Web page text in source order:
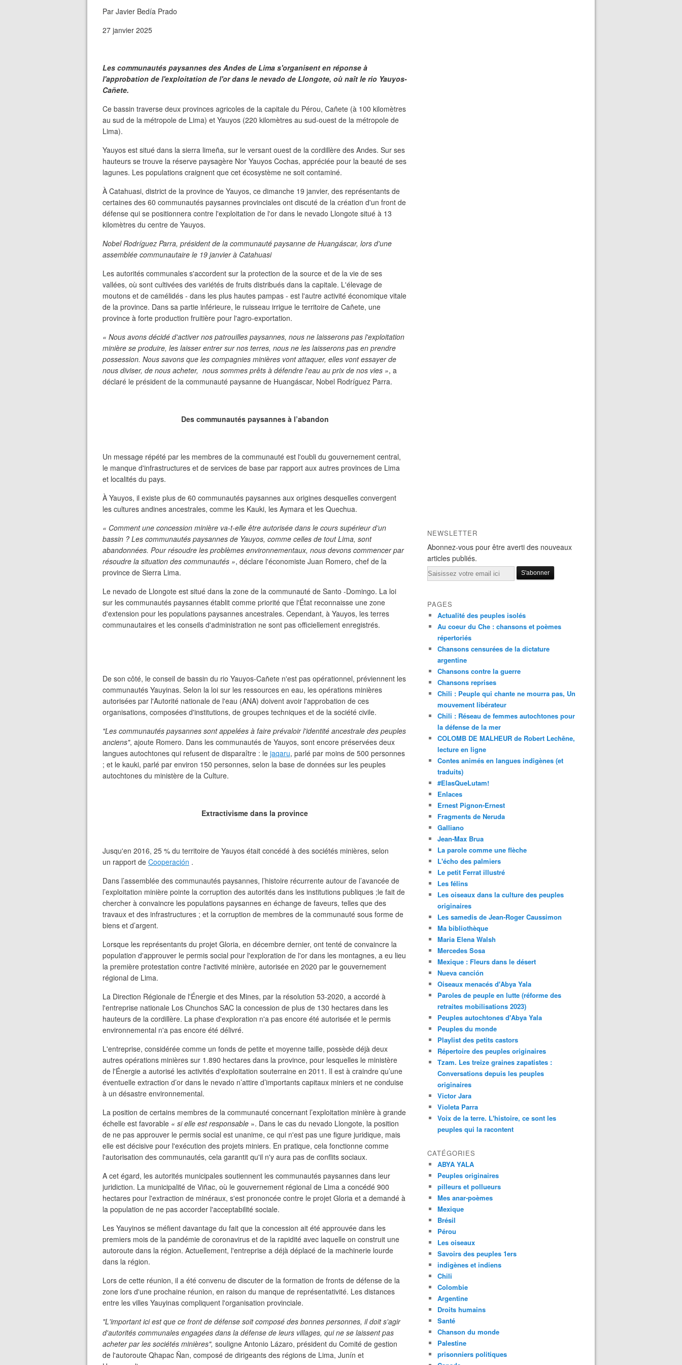
Par Javier Bedía Prado
27 janvier 2025
Les communautés paysannes des Andes de Lima s'organisent en réponse à
l'approbation de l'exploitation de l'or dans le nevado de Llongote, où naît le rio Yauyos-
Cañete.
Ce bassin traverse deux provinces agricoles de la capitale du Pérou, Cañete (à 100 kilomètres
au sud de la métropole de Lima) et Yauyos (220 kilomètres au sud-ouest de la métropole de
Lima).
Yauyos est situé dans la sierra limeña, sur le versant ouest de la cordillère des Andes. Sur ses
hauteurs se trouve la réserve paysagère Nor Yauyos Cochas, appréciée pour la beauté de ses
lagunes. Les populations craignent que cet écosystème ne soit contaminé.
À Catahuasi, district de la province de Yauyos, ce dimanche 19 janvier, des représentants de
certaines des 60 communautés paysannes provinciales ont discuté de la création d'un front de
défense qui se positionnera contre l'exploitation de l'or dans le nevado Llongote situé à 13
kilomètres du centre de Yauyos.
Nobel Rodríguez Parra, président de la communauté paysanne de Huangáscar, lors d'une
assemblée communautaire le 19 janvier à Catahuasi
Les autorités communales s'accordent sur la protection de la source et de la vie de ses
vallées, où sont cultivées des variétés de fruits distribués dans la capitale. L'élevage de
moutons et de camélidés - dans les plus hautes pampas - est l'autre activité économique vitale
de la province. Dans sa partie inférieure, le ruisseau irrigue le territoire de Cañete, une
province à forte production fruitière pour l'agro-exportation.
« Nous avons décidé d'activer nos patrouilles paysannes, nous ne laisserons pas l'exploitation
minière se produire, les laisser entrer sur nos terres, nous ne les laisserons pas en prendre
possession. Nous savons que les compagnies minières vont attaquer, elles vont essayer de
nous diviser, de nous acheter, nous sommes prêts à défendre l'eau au prix de nos vies », a
déclaré le président de la communauté paysanne de Huangáscar, Nobel Rodríguez Parra.
Des communautés paysannes à l’abandon
Un message répété par les membres de la communauté est l'oubli du gouvernement central,
le manque d'infrastructures et de services de base par rapport aux autres provinces de Lima
et localités du pays.
À Yauyos, il existe plus de 60 communautés paysannes aux origines desquelles convergent
les cultures andines ancestrales, comme les Kauki, les Aymara et les Quechua.
« Comment une concession minière va-t-elle être autorisée dans le cours supérieur d’un
bassin ? Les communautés paysannes de Yauyos, comme celles de tout Lima, sont
abandonnées. Pour résoudre les problèmes environnementaux, nous devons commencer par
résoudre la situation des communautés », déclare l'économiste Juan Romero, chef de la
province de Sierra Lima.
Le nevado de Llongote est situé dans la zone de la communauté de Santo -Domingo. La loi
sur les communautés paysannes établit comme priorité que l'État reconnaisse une zone
d'extension pour les populations paysannes ancestrales. Cependant, à Yauyos, les terres
communautaires et les conseils d'administration ne sont pas officiellement enregistrés.
De son côté, le conseil de bassin du rio Yauyos-Cañete n'est pas opérationnel, préviennent les
communautés Yauyinas. Selon la loi sur les ressources en eau, les opérations minières
autorisées par l'Autorité nationale de l'eau (ANA) doivent avoir l'approbation de ces
organisations, composées d'institutions, de groupes techniques et de la société civile.
"Les communautés paysannes sont appelées à faire prévaloir l'identité ancestrale des peuples
anciens", ajoute Romero. Dans les communautés de Yauyos, sont encore préservées deux
langues autochtones qui refusent de disparaître : le jaqaru, parlé par moins de 500 personnes
; et le kauki, parlé par environ 150 personnes, selon la base de données sur les peuples
autochtones du ministère de la Culture.
Extractivisme dans la province
Jusqu'en 2016, 25 % du territoire de Yauyos était concédé à des sociétés minières, selon
un rapport de Cooperación .
Dans l’assemblée des communautés paysannes, l’histoire récurrente autour de l’avancée de
l’exploitation minière pointe la corruption des autorités dans les institutions publiques ;le fait de
chercher à convaincre les populations paysannes en échange de faveurs, telles que des
travaux et des infrastructures ; et la corruption de membres de la communauté sous forme de
biens et d’argent.
Lorsque les représentants du projet Gloria, en décembre dernier, ont tenté de convaincre la
population d'approuver le permis social pour l'exploration de l'or dans les montagnes, a eu lieu
la première protestation contre l'activité minière, autorisée en 2020 par le gouvernement
régional de Lima.
La Direction Régionale de l'Énergie et des Mines, par la résolution 53-2020, a accordé à
l'entreprise nationale Los Chunchos SAC la concession de plus de 130 hectares dans les
hauteurs de la cordillère. La phase d'exploration n'a pas encore été autorisée et le permis
environnemental n'a pas encore été délivré.
L'entreprise, considérée comme un fonds de petite et moyenne taille, possède déjà deux
autres opérations minières sur 1.890 hectares dans la province, pour lesquelles le ministère
de l'Énergie a autorisé les activités d'exploitation souterraine en 2011. Il est à craindre qu’une
éventuelle extraction d’or dans le nevado n’attire d’importants capitaux miniers et ne conduise
à un désastre environnemental.
La position de certains membres de la communauté concernant l’exploitation minière à grande
échelle est favorable « si elle est responsable ». Dans le cas du nevado Llongote, la position
de ne pas approuver le permis social est unanime, ce qui n'est pas une figure juridique, mais
elle est décisive pour l'exécution des projets miniers. En pratique, cela fonctionne comme
l'autorisation des communautés, cela garantit qu'il n'y aura pas de conflits sociaux.
A cet égard, les autorités municipales soutiennent les communautés paysannes dans leur
juridiction. La municipalité de Viñac, où le gouvernement régional de Lima a concédé 900
hectares pour l'extraction de minéraux, s'est prononcée contre le projet Gloria et a demandé à
la population de ne pas accorder l'acceptabilité sociale.
Les Yauyinos se méfient davantage du fait que la concession ait été approuvée dans les
premiers mois de la pandémie de coronavirus et de la rapidité avec laquelle on construit une
autoroute dans la région. Actuellement, l'entreprise a déjà déplacé de la machinerie lourde
dans la région.
Lors de cette réunion, il a été convenu de discuter de la formation de fronts de défense de la
zone lors d'une prochaine réunion, en raison du manque de représentativité. Les distances
entre les villes Yauyinas compliquent l'organisation provinciale.
"L'important ici est que ce front de défense soit composé des bonnes personnes, il doit s'agir
d'autorités communales engagées dans la défense de leurs villages, qui ne se laissent pas
acheter par les sociétés minières", souligne Antonio Lázaro, président du Comité de gestion
de l'autoroute Qhapac Ñan, composé de dirigeants des régions de Lima, Junín et
NEWSLETTER
Abonnez-vous pour être averti des nouveaux
articles publiés.
Email
PAGES
Actualité des peuples isolés
Au coeur du Che : chansons et poèmes
répertoriés
Chansons censurées de la dictature
argentine
Chansons contre la guerre
Chansons reprises
Chili : Peuple qui chante ne mourra pas, Un
mouvement libérateur
Chili : Réseau de femmes autochtones pour
la défense de la mer
COLOMB DE MALHEUR de Robert Lechêne,
lecture en ligne
Contes animés en langues indigènes (et
traduits)
#ElasQueLutam!
Enlaces
Ernest Pignon-Ernest
Fragments de Neruda
Galliano
Jean-Max Brua
La parole comme une flèche
L'écho des palmiers
Le petit Ferrat illustré
Les félins
Les oiseaux dans la culture des peuples
originaires
Les samedis de Jean-Roger Caussimon
Ma bibliothèque
Maria Elena Walsh
Mercedes Sosa
Mexique : Fleurs dans le désert
Nueva canción
Oiseaux menacés d'Abya Yala
Paroles de peuple en lutte (réforme des
retraites mobilisations 2023)
Peuples autochtones d'Abya Yala
Peuples du monde
Playlist des petits castors
Répertoire des peuples originaires
Tzam. Les treize graines zapatistes :
Conversations depuis les peuples
originaires
Victor Jara
Violeta Parra
Voix de la terre. L'histoire, ce sont les
peuples qui la racontent
CATÉGORIES
ABYA YALA
Peuples originaires
pilleurs et pollueurs
Mes anar-poèmes
Mexique
Brésil
Pérou
Les oiseaux
Savoirs des peuples 1ers
indigènes et indiens
Chili
Colombie
Argentine
Droits humains
Santé
Chanson du monde
Palestine
prisonniers politiques